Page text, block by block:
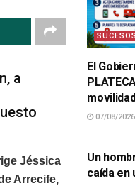
a
Jéssica
Arrecife,
SUCESOS
El
07/08/2026
Un
caída en